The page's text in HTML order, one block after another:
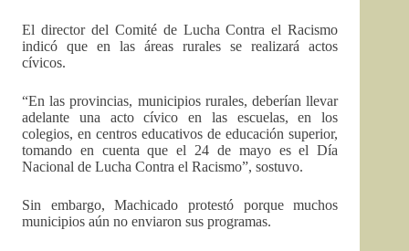
El director del Comité de Lucha Contra el Racismo
indicó que en las áreas rurales se realizará actos
cívicos.
“En las provincias, municipios rurales, deberían llevar
adelante una acto cívico en las escuelas, en los
colegios, en centros educativos de educación superior,
tomando en cuenta que el 24 de mayo es el Día
Nacional de Lucha Contra el Racismo”, sostuvo.
Sin embargo, Machicado protestó porque muchos
municipios aún no enviaron sus programas.